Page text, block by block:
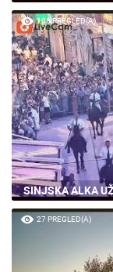
108 PREGLED(A)
SINJSKA ALKA
27 PREGLED(A)